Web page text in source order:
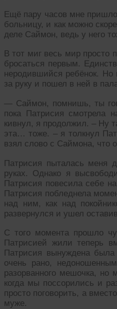
Ещё пару часов мне
больницу, и как можно
деле Саймон, ведь у него
В тот миг весь мир просто
бросаться первым.
неродившийся ребёнок.
за руку и пошел в ней в
— Саймон, помнишь, ты
пока Патрисия смотрела
кивнул, я продолжил. – Ну
эта… тоже. – я толкнул
взял слово с Саймона, что
Патрисия пыталась меня
руках. Однако я
Патрисия повесила себе
Патрисия побледнела
над ним, как над
развернулся и ушел
С того момента прошло
Патрисией жили теперь
Патрисия вынуждена
очень рано,
разорванного мешочка, но
когда мы поссорились и
просто поговорить, а
муже.